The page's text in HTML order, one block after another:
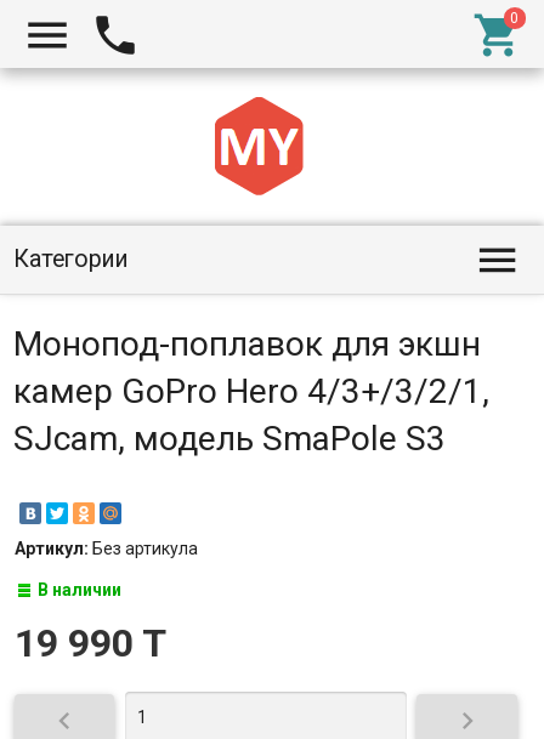
  
Категории 
Монопод-поплавок для экшн
камер GoPro Hero 4/3+/3/2/1,
SJcam, модель SmaPole S3
Артикул: Без артикула
В наличии
19 990 T
 